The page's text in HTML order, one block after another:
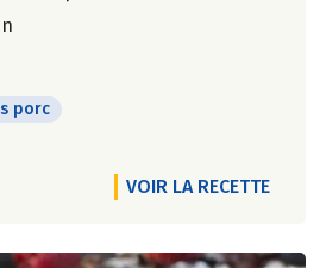
porc
VOIR LA RECETTE